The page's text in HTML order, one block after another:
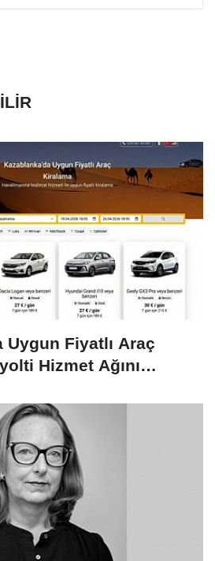
Uygun Fiyatlı Araç
Hizmet Ağını